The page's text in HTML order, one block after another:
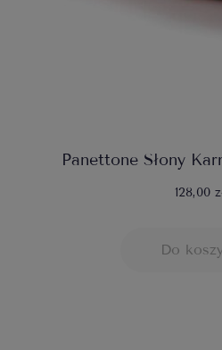
Panettone Słony
128,00
Do